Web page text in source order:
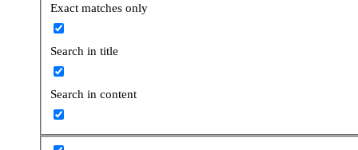
Exact matches only
Search in title
Search in content